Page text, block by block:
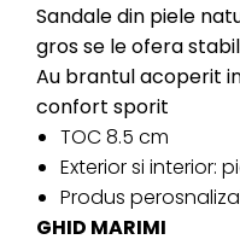
Sandale din piele
gros se le ofera
Au brantul acoperit
confort sporit
TOC 8.5 cm
Exterior si interior:
Produs
GHID MARIMI